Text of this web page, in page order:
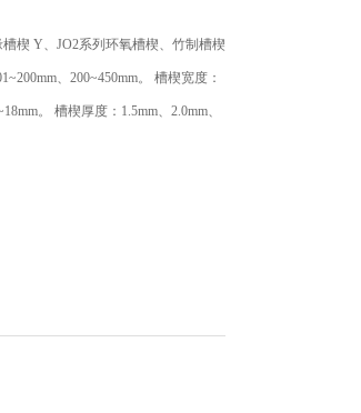
楔 Y、JO2系列环氧槽楔、竹制槽楔
、200~450mm。 槽楔宽度：
。 槽楔厚度：1.5mm、2.0mm、